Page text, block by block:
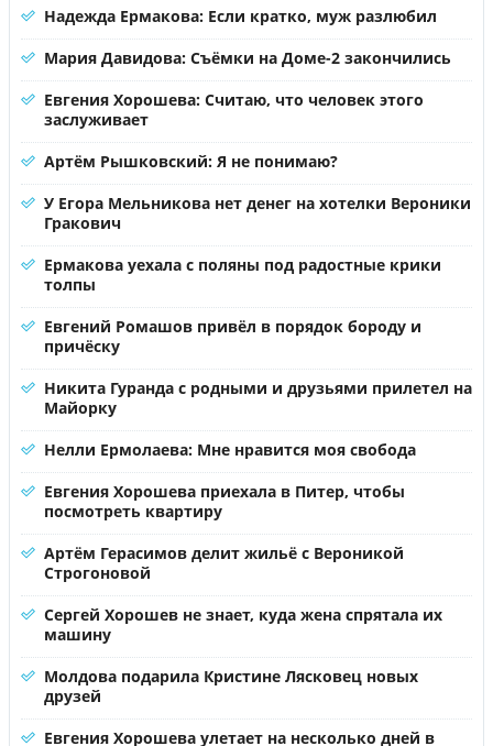
Надежда Ермакова: Если кратко, муж разлюбил
Мария Давидова: Съёмки на Доме-2 закончились
Евгения Хорошева: Считаю, что человек этого
заслуживает
Артём Рышковский: Я не понимаю?
У Егора Мельникова нет денег на хотелки Вероники
Гракович
Ермакова уехала с поляны под радостные крики
толпы
Евгений Ромашов привёл в порядок бороду и
причёску
Никита Гуранда с родными и друзьями прилетел на
Майорку
Нелли Ермолаева: Мне нравится моя свобода
Евгения Хорошева приехала в Питер, чтобы
посмотреть квартиру
Артём Герасимов делит жильё с Вероникой
Строгоновой
Сергей Хорошев не знает, куда жена спрятала их
машину
Молдова подарила Кристине Лясковец новых
друзей
Евгения Хорошева улетает на несколько дней в